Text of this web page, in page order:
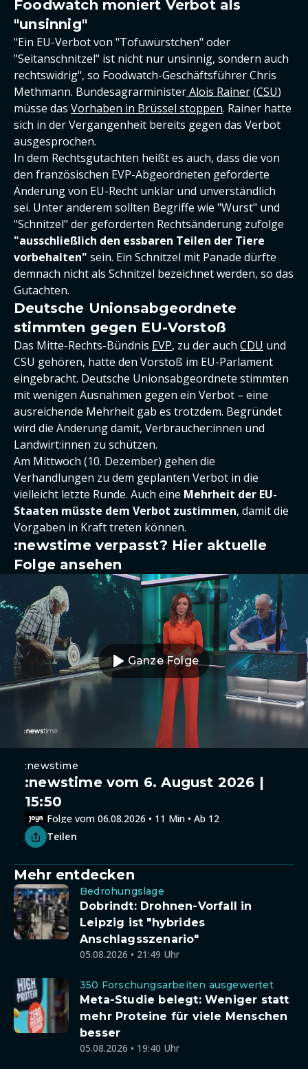
Foodwatch moniert Verbot als
"unsinnig"
"Ein EU-Verbot von "Tofuwürstchen" oder
"Seitanschnitzel" ist nicht nur unsinnig, sondern auch
rechtswidrig", so Foodwatch-Geschäftsführer Chris
Methmann. BundesagrarministerAlois Rainer(CSU)
müsse das Vorhaben in Brüssel stoppen. Rainer hatte
sich in der Vergangenheit bereits gegen das Verbot
ausgesprochen.
In dem Rechtsgutachten heißt es auch, dass die von
den französischen EVP-Abgeordneten geforderte
Änderung von EU-Recht unklar und unverständlich
sei. Unter anderem sollten Begriffe wie "Wurst" und
"Schnitzel" der geforderten Rechtsänderung zufolge
"ausschließlich den essbaren Teilen der Tiere
vorbehalten" sein. Ein Schnitzel mit Panade dürfte
demnach nicht als Schnitzel bezeichnet werden, so das
Gutachten.
Deutsche Unionsabgeordnete
stimmten gegen EU-Vorstoß
Das Mitte-Rechts-Bündnis EVP, zu der auch CDU und
CSU gehören, hatte den Vorstoß im EU-Parlament
eingebracht. Deutsche Unionsabgeordnete stimmten
mit wenigen Ausnahmen gegen ein Verbot – eine
ausreichende Mehrheit gab es trotzdem. Begründet
wird die Änderung damit, Verbraucher:innen und
Landwirt:innen zu schützen.
Am Mittwoch (10. Dezember) gehen die
Verhandlungen zu dem geplanten Verbot in die
vielleicht letzte Runde. Auch eine Mehrheit der EU-
Staaten müsste dem Verbot zustimmen, damit die
Vorgaben in Kraft treten können.
:newstime verpasst? Hier aktuelle
Folge ansehen
Ganze Folge
:newstime
:newstime vom 6. August 2026 |
15:50
Folge vom 06.08.2026 • 11 Min • Ab 12
Teilen
Mehr entdecken
Bedrohungslage
Dobrindt: Drohnen-Vorfall in
Leipzig ist "hybrides
Anschlagsszenario"
05.08.2026 • 21:49 Uhr
350 Forschungsarbeiten ausgewertet
Meta-Studie belegt: Weniger statt
mehr Proteine für viele Menschen
besser
05.08.2026 • 19:40 Uhr